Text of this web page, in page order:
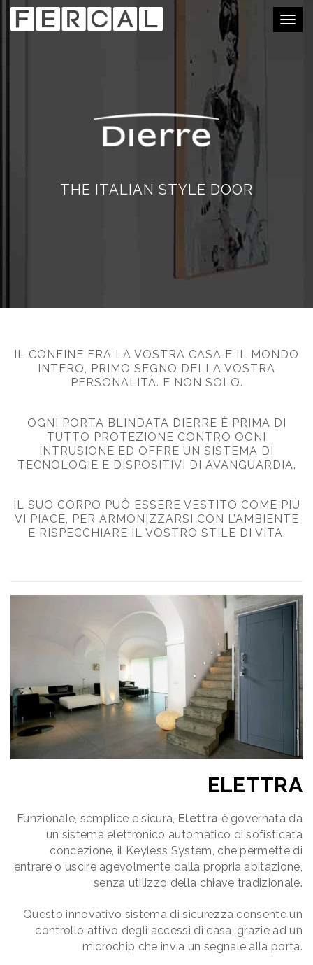
THE ITALIAN STYLE DOOR
IL CONFINE FRA LA VOSTRA CASA E IL MONDO
INTERO, PRIMO SEGNO DELLA VOSTRA
PERSONALITÀ. E NON SOLO.
OGNI PORTA BLINDATA DIERRE È PRIMA DI
TUTTO PROTEZIONE CONTRO OGNI
INTRUSIONE ED OFFRE UN SISTEMA DI
TECNOLOGIE E DISPOSITIVI DI AVANGUARDIA.
IL SUO CORPO PUÒ ESSERE VESTITO COME PIÙ
VI PIACE, PER ARMONIZZARSI CON L’AMBIENTE
E RISPECCHIARE IL VOSTRO STILE DI VITA.
ELETTRA
Funzionale, semplice e sicura, Elettra è governata da
un sistema elettronico automatico di sofisticata
concezione, il Keyless System, che permette di
entrare o uscire agevolmente dalla propria abitazione,
senza utilizzo della chiave tradizionale.
Questo innovativo sistema di sicurezza consente un
controllo attivo degli accessi di casa, grazie ad un
microchip che invia un segnale alla porta.